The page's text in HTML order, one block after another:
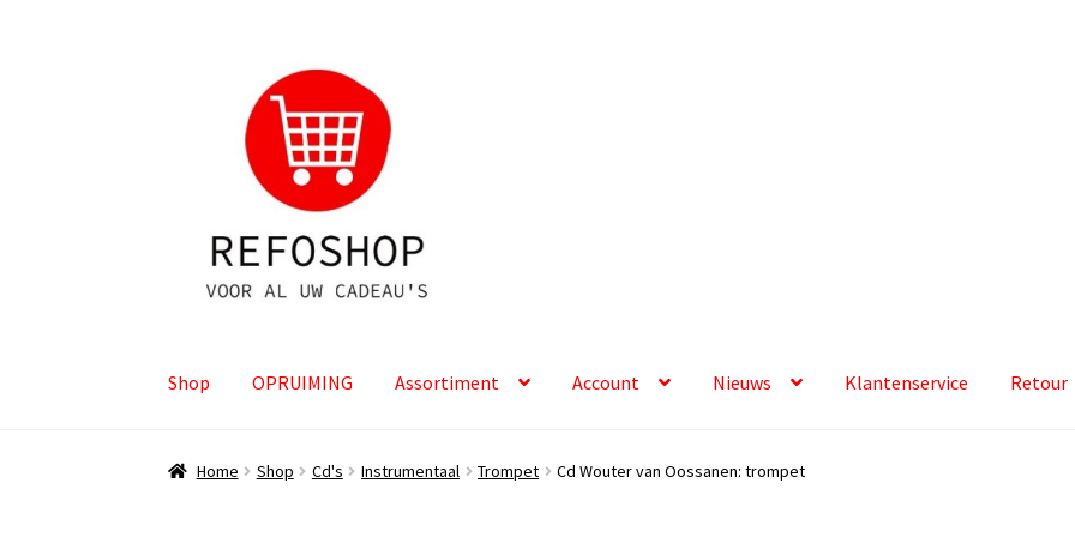
Shop OPRUIMING Assortiment Account Nieuws Klantenservice Retour
Home Shop Cd's Instrumentaal Trompet Cd Wouter van Oossanen: trompet